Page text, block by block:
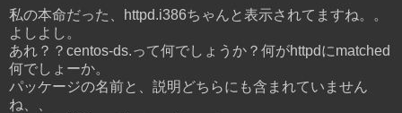
私の本命だった、httpd.i386ちゃんと表示されてますね。。
よしよし。
あれ？？centos-ds.って何でしょうか？何がhttpdにmatched
何でしょーか。
パッケージの名前と、説明どちらにも含まれていません
ね、、